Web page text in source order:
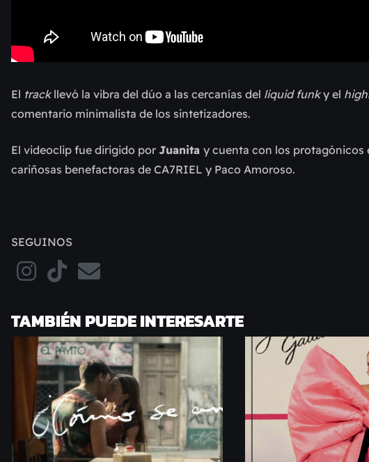
El trackllevó la vibra del dúo a las cercanías del liquid funky el
comentario minimalista de los sintetizadores.
El videoclip fue dirigido por Juanita y cuenta con los protagónicos
cariñosas benefactoras de CA7RIEL y Paco Amoroso.
SEGUINOS
TAMBIÉN PUEDE INTERESARTE